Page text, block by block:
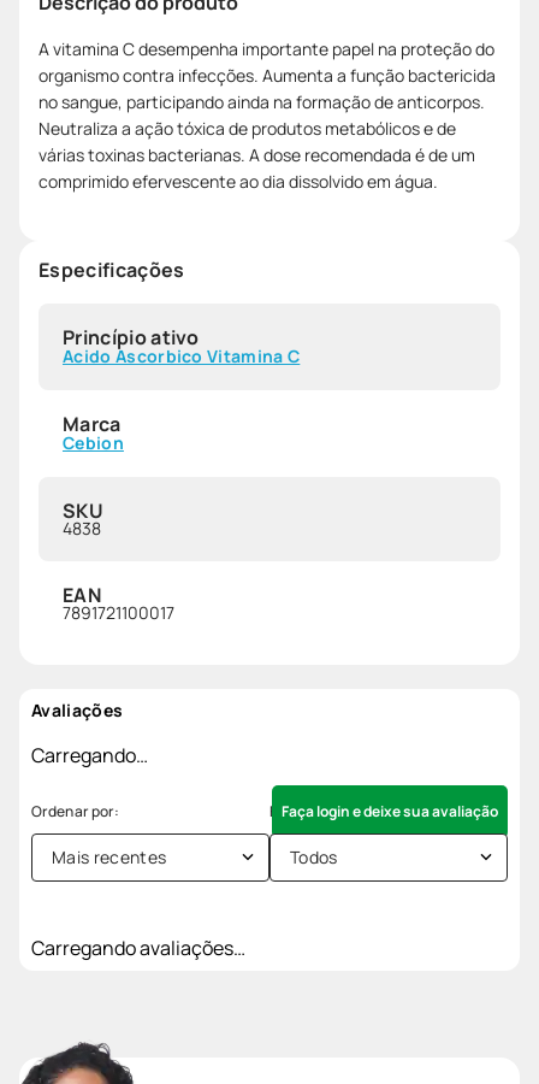
A vitamina C desempenha importante papel na proteção do
organismo contra infecções. Aumenta a função bactericida
no sangue, participando ainda na formação de anticorpos.
Neutraliza a ação tóxica de produtos metabólicos e de
várias toxinas bacterianas. A dose recomendada é de um
comprimido efervescente ao dia dissolvido em água.
Especificações
Princípio ativo
Acido Ascorbico Vitamina C
Marca
Cebion
SKU
4838
EAN
7891721100017
Avaliações
Carregando…
Faça login e deixe sua avaliação
Mais recentes Todos
Carregando avaliações…